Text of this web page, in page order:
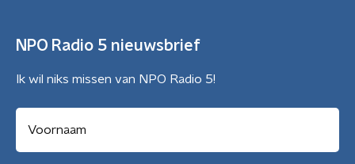
NPO Radio 5 nieuwsbrief
Ik wil niks missen van NPO Radio 5!